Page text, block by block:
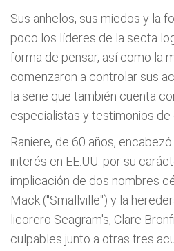
Sus anhelos, sus miedos y la
poco los líderes de la secta
forma de pensar, así como la
comenzaron a controlar sus
la serie que también cuenta
especialistas y testimonios de
Raniere, de 60 años,
interés en EE.UU. por su
implicación de dos nombres
Mack ("Smallville") y la
licorero Seagram's, Clare
culpables junto a otras tres